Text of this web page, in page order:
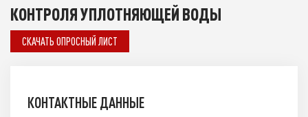
КОНТРОЛЯ УПЛОТНЯЮЩЕЙ ВОДЫ
СКАЧАТЬ ОПРОСНЫЙ ЛИСТ
КОНТАКТНЫЕ ДАННЫЕ